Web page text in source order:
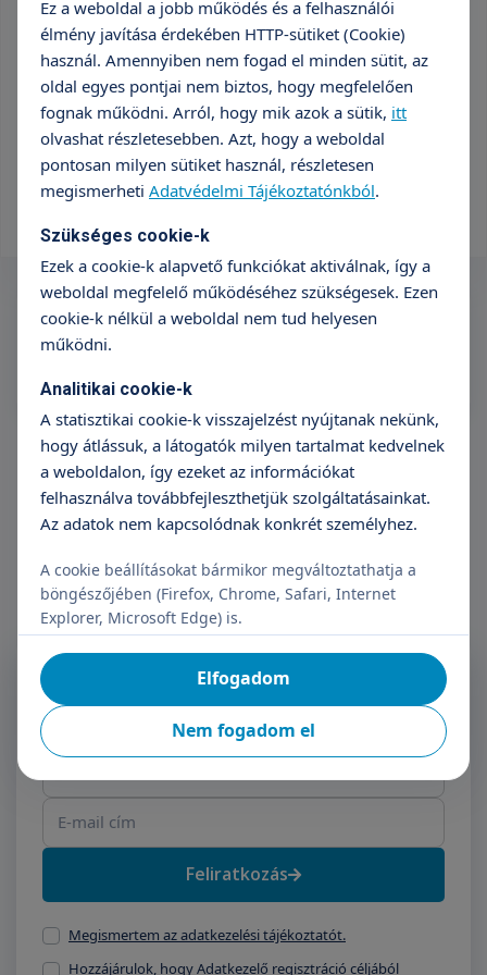
Város
Budapest
Intézmény
TritonLife Medical Center XIII.
kerület
TritonLife Medical
Center XIII. kerület
1134 Budapest, Róbert Károly körút 64.
Feliratkozás a Triton
Hírlevélre
Név
E-mail cím
Feliratkozás
Megismertem az adatkezelési tájékoztatót.
Hozzájárulok, hogy Adatkezelő regisztráció céljából
Ez a weboldal a jobb működés és a felhasználói
élmény javítása érdekében HTTP-sütiket (Cookie)
használ. Amennyiben nem fogad el minden sütit, az
oldal egyes pontjai nem biztos, hogy megfelelően
fognak működni. Arról, hogy mik azok a sütik, itt
olvashat részletesebben. Azt, hogy a weboldal
pontosan milyen sütiket használ, részletesen
megismerheti Adatvédelmi Tájékoztatónkból.
Szükséges cookie-k
Ezek a cookie-k alapvető funkciókat aktiválnak, így a
weboldal megfelelő működéséhez szükségesek. Ezen
cookie-k nélkül a weboldal nem tud helyesen
működni.
Analitikai cookie-k
A statisztikai cookie-k visszajelzést nyújtanak nekünk,
hogy átlássuk, a látogatók milyen tartalmat kedvelnek
a weboldalon, így ezeket az információkat
felhasználva továbbfejleszthetjük szolgáltatásainkat.
Az adatok nem kapcsolódnak konkrét személyhez.
A cookie beállításokat bármikor megváltoztathatja a
böngészőjében (Firefox, Chrome, Safari, Internet
Explorer, Microsoft Edge) is.
Nem fogadom el
Elfogadom